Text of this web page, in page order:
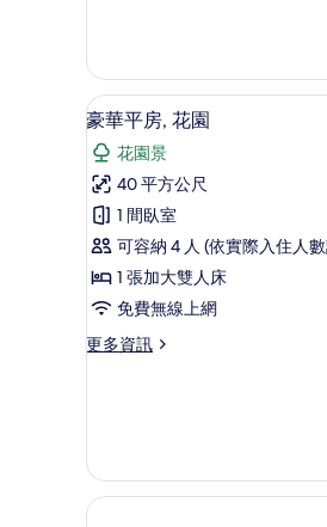
床,
海
濱
的
所
有
相
片
1
張
加
大
雙
人
床,
海
濱
詳
情
顯
示
豪
華
平
房,
花
的
片
7
豪華平房, 花園
花園景
40 平方公尺
1 間臥室
可容納 4 人 (依實際入住人
1 張加大雙人床
免費無線上網
更多資訊
更
花
園
的